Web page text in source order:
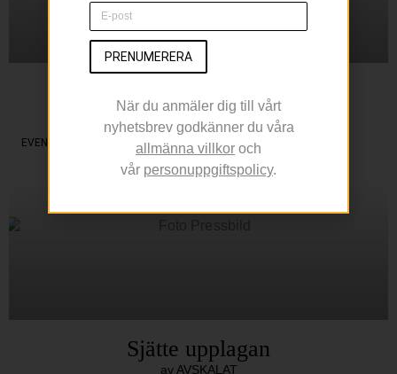
Paul Svensson vann
första Cajsa Warg-priset
EVENT
Sjätte upplagan
av AVSKALAT
PRENUMERERA
När du anmäler dig till vårt
nyhetsbrev godkänner du våra
allmänna villkor och
vår personuppgiftspolicy.